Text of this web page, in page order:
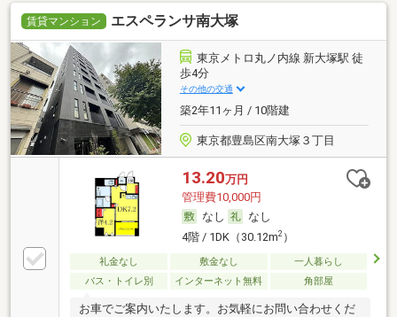
賃貸マンション エスペランサ南大塚
東京メトロ丸ノ内線 新大塚駅 徒
歩4分
その他の交通
築2年11ヶ月 / 10階建
東京都豊島区南大塚３丁目
13.20万円
管理費10,000円
なし
なし
4階 / 1DK（30.12m2）
礼金なし 敷金なし
一人暮らし
バス・トイレ別
インターネット無料 角部屋
お車でご案内いたします。お気軽にお問い合わせくだ